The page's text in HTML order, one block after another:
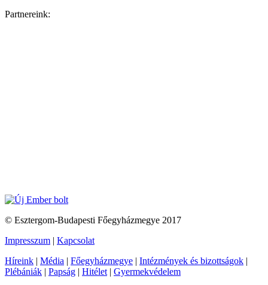
Partnereink:
© Esztergom-Budapesti Főegyházmegye 2017
Impresszum | Kapcsolat
Híreink | Média | Főegyházmegye | Intézmények és bizottságok |
Plébániák | Papság | Hitélet | Gyermekvédelem